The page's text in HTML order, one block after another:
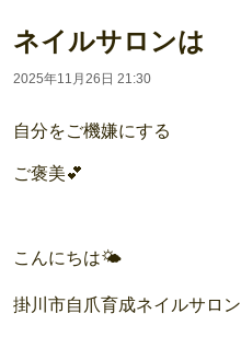
ネイルサロンは
2025年11月26日 21:30
自分をご機嫌にする
ご褒美💕
こんにちは🌤️
掛川市自爪育成ネイルサロン